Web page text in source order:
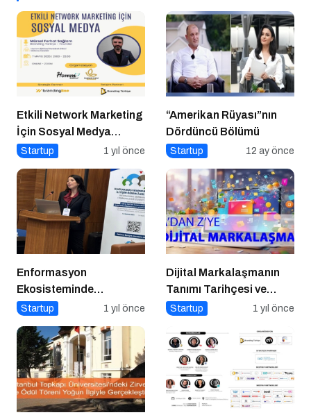
Etkili Network Marketing
İçin Sosyal Medya
Etkinliği İçin Geri Sayım!
Startup 1 yıl önce
“Amerikan Rüyası”nın
Dördüncü Bölümü
Startup 12 ay önce
Enformasyon
Ekosisteminde
Dezenformasyon ve
Startup 1 yıl önce
Dijital Markalaşmanın
Tanımı Tarihçesi ve
Önemi
Startup 1 yıl önce